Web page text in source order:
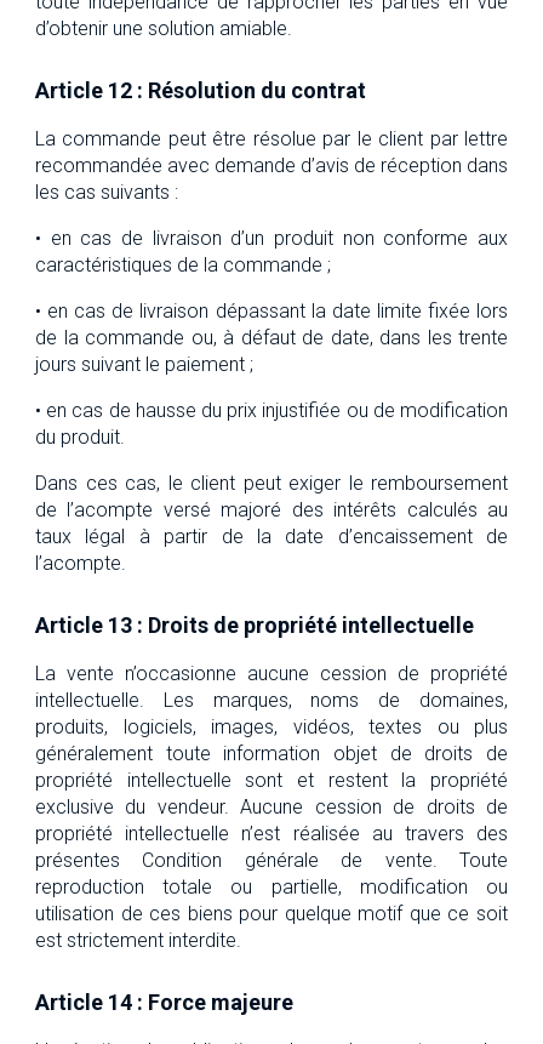
d’obtenir une solution amiable.
Article 12 : Résolution du contrat
La commande peut être résolue par le client par lettre
recommandée avec demande d’avis de réception dans
les cas suivants :
• en cas de livraison d’un produit non conforme aux
caractéristiques de la commande ;
• en cas de livraison dépassant la date limite fixée lors
de la commande ou, à défaut de date, dans les trente
jours suivant le paiement ;
• en cas de hausse du prix injustifiée ou de modification
du produit.
Dans ces cas, le client peut exiger le remboursement
de l’acompte versé majoré des intérêts calculés au
taux légal à partir de la date d’encaissement de
l’acompte.
Article 13 : Droits de propriété intellectuelle
La vente n’occasionne aucune cession de propriété
intellectuelle. Les marques, noms de domaines,
produits, logiciels, images, vidéos, textes ou plus
généralement toute information objet de droits de
propriété intellectuelle sont et restent la propriété
exclusive du vendeur. Aucune cession de droits de
propriété intellectuelle n’est réalisée au travers des
présentes Condition générale de vente. Toute
reproduction totale ou partielle, modification ou
utilisation de ces biens pour quelque motif que ce soit
est strictement interdite.
Article 14 : Force majeure